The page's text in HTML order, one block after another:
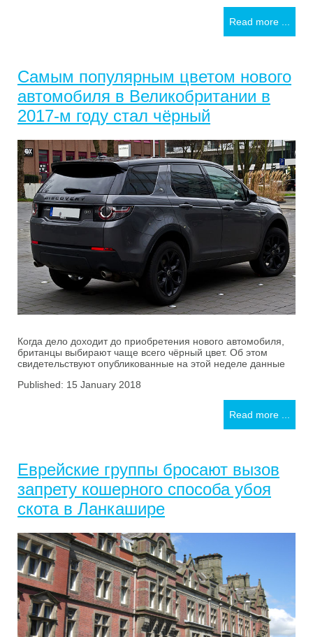
Read more ...
Самым популярным цветом нового
автомобиля в Великобритании в
2017-м году стал чёрный
Когда дело доходит до приобретения нового автомобиля,
британцы выбирают чаще всего чёрный цвет. Об этом
свидетельствуют опубликованные на этой неделе данные
Published: 15 January 2018
Read more ...
Еврейские группы бросают вызов
запрету кошерного способа убоя
скота в Ланкашире